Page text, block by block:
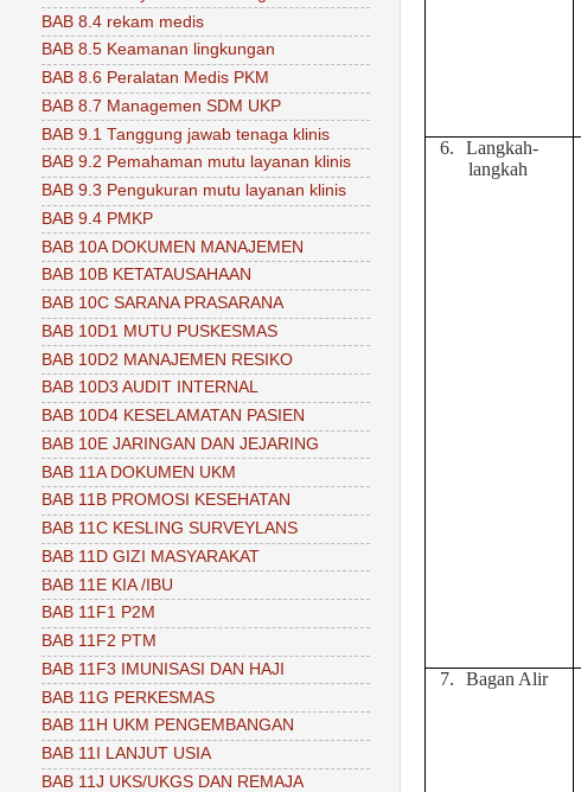
6.
Langkah-
langkah
7.
Bagan Alir
BAB 8.4 rekam medis
BAB 8.5 Keamanan lingkungan
BAB 8.6 Peralatan Medis PKM
BAB 8.7 Managemen SDM UKP
BAB 9.1 Tanggung jawab tenaga klinis
BAB 9.2 Pemahaman mutu layanan klinis
BAB 9.3 Pengukuran mutu layanan klinis
BAB 9.4 PMKP
BAB 10A DOKUMEN MANAJEMEN
BAB 10B KETATAUSAHAAN
BAB 10C SARANA PRASARANA
BAB 10D1 MUTU PUSKESMAS
BAB 10D2 MANAJEMEN RESIKO
BAB 10D3 AUDIT INTERNAL
BAB 10D4 KESELAMATAN PASIEN
BAB 10E JARINGAN DAN JEJARING
BAB 11A DOKUMEN UKM
BAB 11B PROMOSI KESEHATAN
BAB 11C KESLING SURVEYLANS
BAB 11D GIZI MASYARAKAT
BAB 11E KIA /IBU
BAB 11F1 P2M
BAB 11F2 PTM
BAB 11F3 IMUNISASI DAN HAJI
BAB 11G PERKESMAS
BAB 11H UKM PENGEMBANGAN
BAB 11I LANJUT USIA
BAB 11J UKS/UKGS DAN REMAJA